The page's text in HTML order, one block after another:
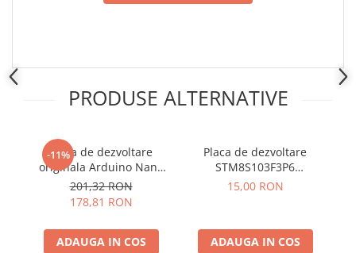
Placi de Expansiune
Componente Electronice
Acumulatori si Baterii
Acumulatori
Contoare si Relee Electrice
PRODUSE ALTERNATIVE
-11%
Placa de dezvoltare
originala Arduino Nano
RP2040 Connect, cu pini
201,32 RON
178,81 RON
ADAUGA IN COS
Placa de dezvoltare
STM8S103F3P6
compatibila Arduino
15,00 RON
ADAUGA IN COS